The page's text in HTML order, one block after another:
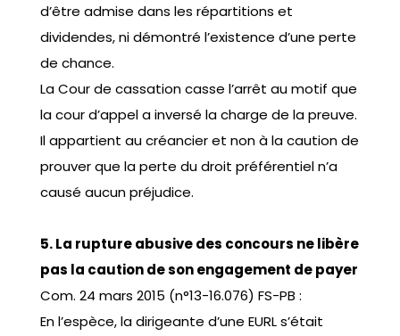
d’être admise dans les répartitions et
dividendes, ni démontré l’existence d’une perte
de chance.
La Cour de cassation casse l’arrêt au motif que
la cour d’appel a inversé la charge de la preuve.
Il appartient au créancier et non à la caution de
prouver que la perte du droit préférentiel n’a
causé aucun préjudice.
5. La rupture abusive des concours ne libère
pas la caution de son engagement de payer
Com. 24 mars 2015 (n°13-16.076) FS-PB :
En l’espèce, la dirigeante d’une EURL s’était